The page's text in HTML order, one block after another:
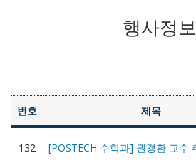
행사정보
번호 제목
132